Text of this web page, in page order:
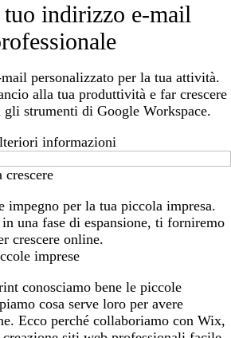
indirizzo e-mail
personalizzato per la tua attività.
alla tua produttività e far crescere
strumenti di Google Workspace.
informazioni
crescere
impegno per la tua piccola impresa.
una fase di espansione, ti forniremo
crescere online.
imprese
conosciamo bene le piccole
cosa serve loro per avere
Ecco perché collaboriamo con Wix,